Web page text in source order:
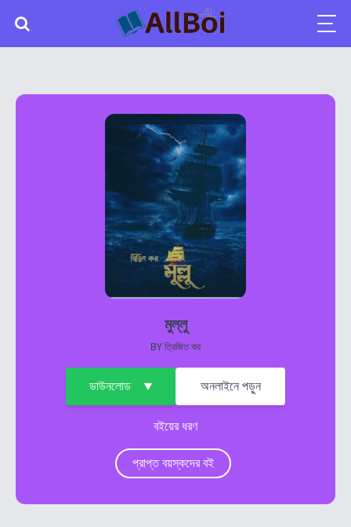
মুল্লু
BYত্রিজিত কর
ডাউনলোড অনলাইনে পড়ুন
বইয়ের ধরণ
প্রাপ্ত বয়স্কদের বই